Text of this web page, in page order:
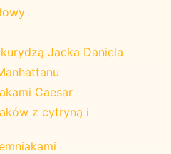
Jacka Daniela
Caesar
z cytryną i